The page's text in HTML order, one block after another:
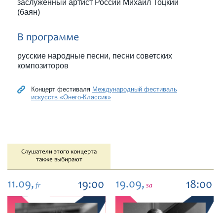
заслуженный артист России Михаил Тоцкий
(баян)
В программе
русские народные песни, песни советских
композиторов
Концерт фестиваля Международный фестиваль
искусств «Онего-Классик»
Слушатели этого концерта
также выбирают
11.09, fr 19:00 19.09, sa 18:00